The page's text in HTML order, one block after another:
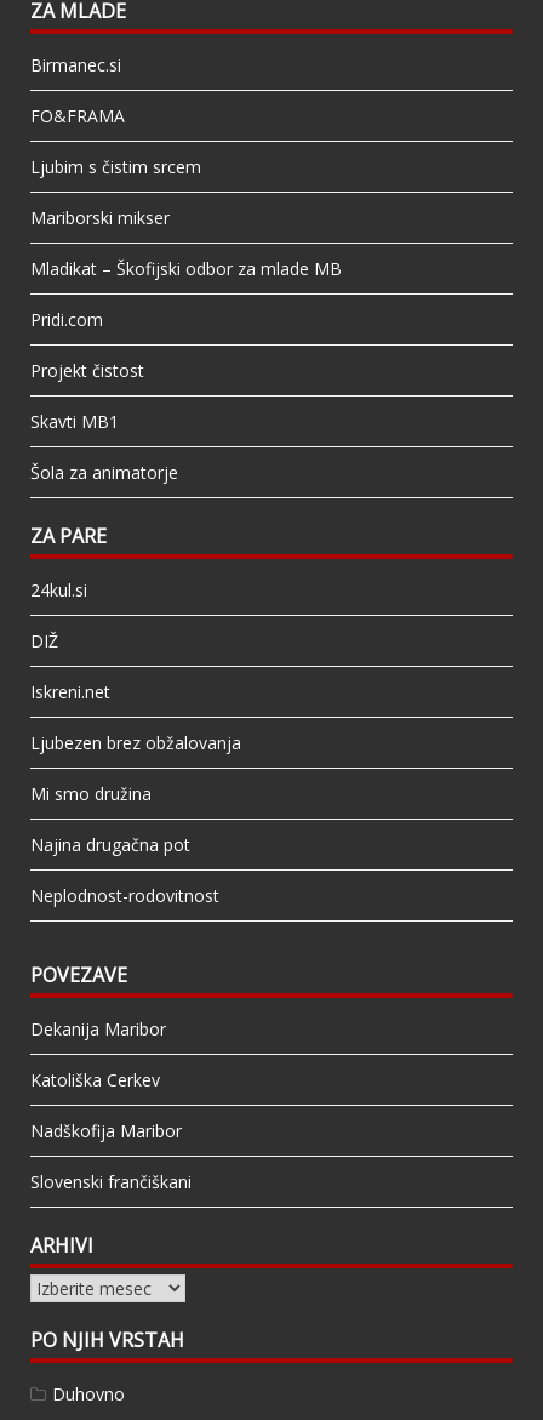
ZA MLADE
Birmanec.si
FO&FRAMA
Ljubim s čistim srcem
Mariborski mikser
Mladikat – Škofijski odbor za mlade MB
Pridi.com
Projekt čistost
Skavti MB1
Šola za animatorje
ZA PARE
24kul.si
DIŽ
Iskreni.net
Ljubezen brez obžalovanja
Mi smo družina
Najina drugačna pot
Neplodnost-rodovitnost
POVEZAVE
Dekanija Maribor
Katoliška Cerkev
Nadškofija Maribor
Slovenski frančiškani
ARHIVI
Arhivi
PO NJIH VRSTAH
Duhovno